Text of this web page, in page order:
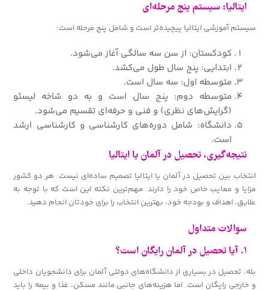
ایتالیا: سیستم پنج مرحله‌ای
سیستم آموزشی ایتالیا پیچیده‌تر است و شامل پنج مرحله است:
کودکستان: از سن سه سالگی آغاز می‌شود.
ابتدایی: پنج سال طول می‌کشد.
متوسطه اول: سه سال است.
متوسطه دوم: پنج سال است و به دو شاخه لیسئو
(گرایش‌های نظری) و فنی و حرفه‌ای تقسیم می‌شود.
دانشگاه: شامل دوره‌های کارشناسی و کارشناسی ارشد
است.
نتیجه‌گیری، تحصیل در آلمان یا ایتالیا
انتخاب بین تحصیل در آلمان یا ایتالیا تصمیم ساده‌ای نیست. هر دو کشور
مزایا و معایب خاص خود را دارند. مهم‌ترین نکته این است که با توجه به
علایق، اهداف و بودجه خود، بهترین انتخاب را برای خودتان انجام دهید.
سوالات متداول
۱. آیا تحصیل در آلمان رایگان است؟
بله، تحصیل در بسیاری از دانشگاه‌های دولتی آلمان برای دانشجویان داخلی
و خارجی رایگان است. اما هزینه‌های جانبی مانند مسکن، غذا و بیمه را باید